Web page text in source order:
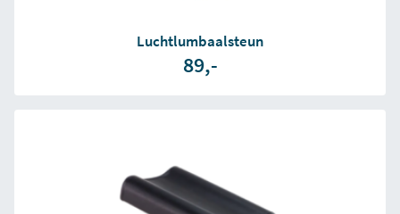
Luchtlumbaalsteun
89,-